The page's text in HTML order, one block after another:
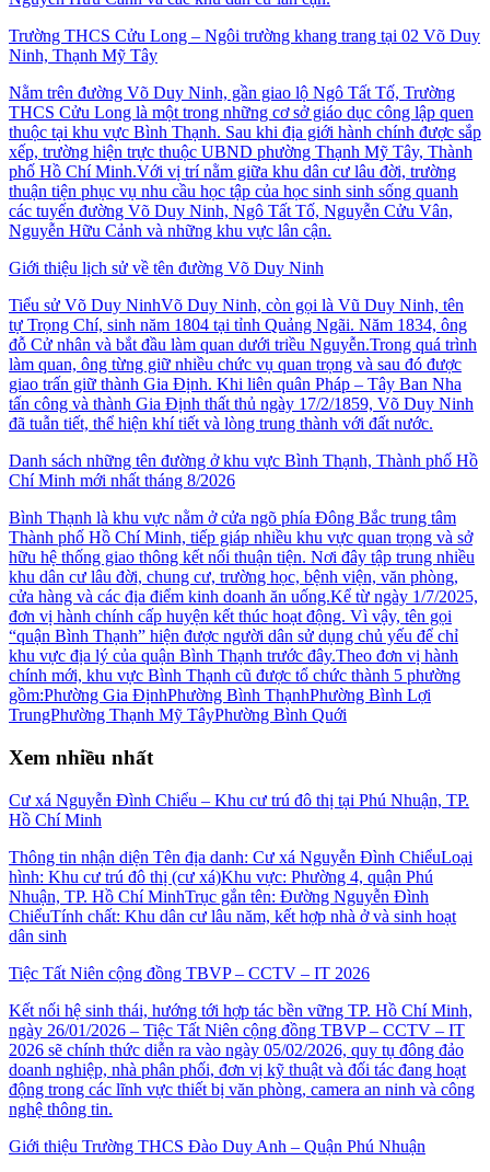
Trường THCS Cửu Long – Ngôi trường khang trang tại 02 Võ Duy
Ninh, Thạnh Mỹ Tây
Nằm trên đường Võ Duy Ninh, gần giao lộ Ngô Tất Tố, Trường
THCS Cửu Long là một trong những cơ sở giáo dục công lập quen
thuộc tại khu vực Bình Thạnh. Sau khi địa giới hành chính được sắp
xếp, trường hiện trực thuộc UBND phường Thạnh Mỹ Tây, Thành
phố Hồ Chí Minh.Với vị trí nằm giữa khu dân cư lâu đời, trường
thuận tiện phục vụ nhu cầu học tập của học sinh sinh sống quanh
các tuyến đường Võ Duy Ninh, Ngô Tất Tố, Nguyễn Cửu Vân,
Nguyễn Hữu Cảnh và những khu vực lân cận.
Giới thiệu lịch sử về tên đường Võ Duy Ninh
Tiểu sử Võ Duy NinhVõ Duy Ninh, còn gọi là Vũ Duy Ninh, tên
tự Trọng Chí, sinh năm 1804 tại tỉnh Quảng Ngãi. Năm 1834, ông
đỗ Cử nhân và bắt đầu làm quan dưới triều Nguyễn.Trong quá trình
làm quan, ông từng giữ nhiều chức vụ quan trọng và sau đó được
giao trấn giữ thành Gia Định. Khi liên quân Pháp – Tây Ban Nha
tấn công và thành Gia Định thất thủ ngày 17/2/1859, Võ Duy Ninh
đã tuẫn tiết, thể hiện khí tiết và lòng trung thành với đất nước.
Danh sách những tên đường ở khu vực Bình Thạnh, Thành phố Hồ
Chí Minh mới nhất tháng 8/2026
Bình Thạnh là khu vực nằm ở cửa ngõ phía Đông Bắc trung tâm
Thành phố Hồ Chí Minh, tiếp giáp nhiều khu vực quan trọng và sở
hữu hệ thống giao thông kết nối thuận tiện. Nơi đây tập trung nhiều
khu dân cư lâu đời, chung cư, trường học, bệnh viện, văn phòng,
cửa hàng và các địa điểm kinh doanh ăn uống.Kể từ ngày 1/7/2025,
đơn vị hành chính cấp huyện kết thúc hoạt động. Vì vậy, tên gọi
“quận Bình Thạnh” hiện được người dân sử dụng chủ yếu để chỉ
khu vực địa lý của quận Bình Thạnh trước đây.Theo đơn vị hành
chính mới, khu vực Bình Thạnh cũ được tổ chức thành 5 phường
gồm:Phường Gia ĐịnhPhường Bình ThạnhPhường Bình Lợi
TrungPhường Thạnh Mỹ TâyPhường Bình Quới
Xem nhiều nhất
Cư xá Nguyễn Đình Chiểu – Khu cư trú đô thị tại Phú Nhuận, TP.
Hồ Chí Minh
Thông tin nhận diện Tên địa danh: Cư xá Nguyễn Đình ChiểuLoại
hình: Khu cư trú đô thị (cư xá)Khu vực: Phường 4, quận Phú
Nhuận, TP. Hồ Chí MinhTrục gắn tên: Đường Nguyễn Đình
ChiểuTính chất: Khu dân cư lâu năm, kết hợp nhà ở và sinh hoạt
dân sinh
Tiệc Tất Niên cộng đồng TBVP – CCTV – IT 2026
Kết nối hệ sinh thái, hướng tới hợp tác bền vững TP. Hồ Chí Minh,
ngày 26/01/2026 – Tiệc Tất Niên cộng đồng TBVP – CCTV – IT
2026 sẽ chính thức diễn ra vào ngày 05/02/2026, quy tụ đông đảo
doanh nghiệp, nhà phân phối, đơn vị kỹ thuật và đối tác đang hoạt
động trong các lĩnh vực thiết bị văn phòng, camera an ninh và công
nghệ thông tin.
Giới thiệu Trường THCS Đào Duy Anh – Quận Phú Nhuận